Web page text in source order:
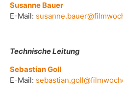
Susanne Bauer
E-Mail:
Technische Leitung
Sebastian Goll
E-Mail: